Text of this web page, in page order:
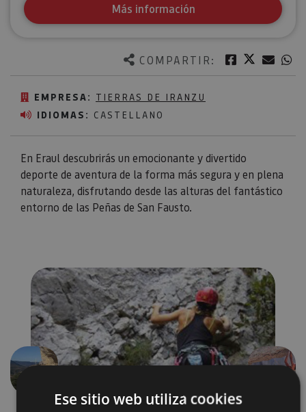
COMPARTIR: Facebook
Twitter
EMPRESA: TIERRAS DE IRANZU
IDIOMAS: CASTELLANO
En Eraul descubrirás un emocionante y divertido
deporte de aventura de la forma más segura y en plena
naturaleza, disfrutando desde las alturas del fantástico
entorno de las Peñas de San Fausto.
Más información
Ese sitio web utiliza cookies